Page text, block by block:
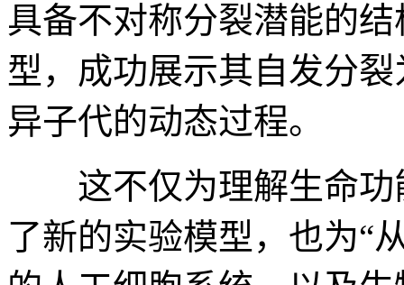
具备不对称分裂潜能的
型，成功展示其自发分
异子代的动态过程。
这不仅为理解生命功
了新的实验模型，也为“